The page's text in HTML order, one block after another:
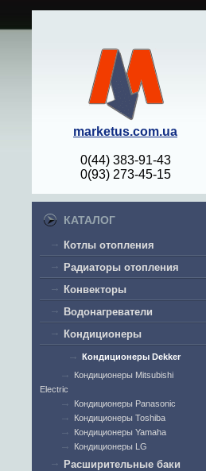
marketus.com.ua
0(44) 383-91-43
0(93) 273-45-15
КАТАЛОГ
Котлы отопления
Радиаторы отопления
Конвекторы
Водонагреватели
Кондиционеры
Кондиционеры Dekker
Кондиционеры Mitsubishi
Electric
Кондиционеры Panasonic
Кондиционеры Toshiba
Кондиционеры Yamaha
Кондиционеры LG
Расширительные баки